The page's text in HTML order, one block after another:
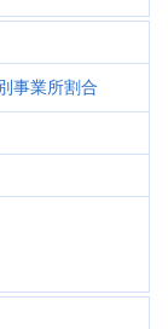
事業所割合